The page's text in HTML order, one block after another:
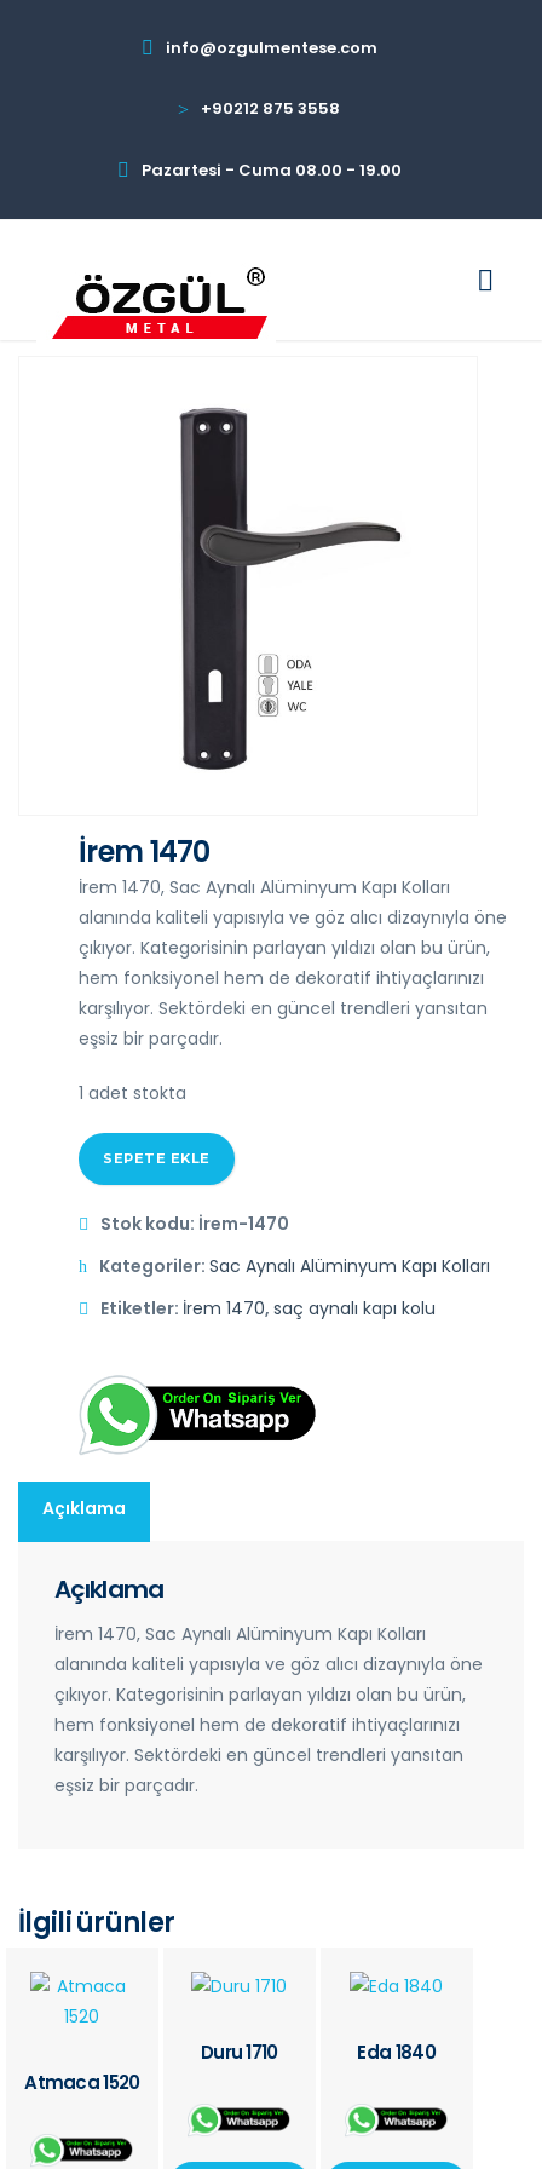
info@ozgulmentese.com
+90212 875 3558
Pazartesi - Cuma 08.00 - 19.00
İrem 1470
İrem 1470, Sac Aynalı Alüminyum Kapı Kolları
alanında kaliteli yapısıyla ve göz alıcı dizaynıyla öne
çıkıyor. Kategorisinin parlayan yıldızı olan bu ürün,
hem fonksiyonel hem de dekoratif ihtiyaçlarınızı
karşılıyor. Sektördeki en güncel trendleri yansıtan
eşsiz bir parçadır.
1 adet stokta
SEPETE EKLE
Stok kodu: İrem-1470
Kategoriler: Sac Aynalı Alüminyum Kapı Kolları
Etiketler: İrem 1470, saç aynalı kapı kolu
Açıklama
Açıklama
İrem 1470, Sac Aynalı Alüminyum Kapı Kolları
alanında kaliteli yapısıyla ve göz alıcı dizaynıyla öne
çıkıyor. Kategorisinin parlayan yıldızı olan bu ürün,
hem fonksiyonel hem de dekoratif ihtiyaçlarınızı
karşılıyor. Sektördeki en güncel trendleri yansıtan
eşsiz bir parçadır.
İlgili ürünler
Atmaca 1520
Duru 1710 Eda 1840